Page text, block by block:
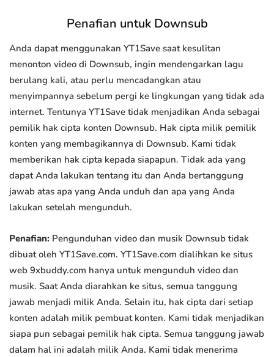
Penafian untuk Downsub
Anda dapat menggunakan YT1Save saat kesulitan
menonton video di Downsub, ingin mendengarkan lagu
berulang kali, atau perlu mencadangkan atau
menyimpannya sebelum pergi ke lingkungan yang tidak ada
internet. Tentunya YT1Save tidak menjadikan Anda sebagai
pemilik hak cipta konten Downsub. Hak cipta milik pemilik
konten yang membagikannya di Downsub. Kami tidak
memberikan hak cipta kepada siapapun. Tidak ada yang
dapat Anda lakukan tentang itu dan Anda bertanggung
jawab atas apa yang Anda unduh dan apa yang Anda
lakukan setelah mengunduh.
Penafian: Pengunduhan video dan musik Downsub tidak
dibuat oleh YT1Save.com. YT1Save.com dialihkan ke situs
web 9xbuddy.com hanya untuk mengunduh video dan
musik. Saat Anda diarahkan ke situs, semua tanggung
jawab menjadi milik Anda. Selain itu, hak cipta dari setiap
konten adalah milik pembuat konten. Kami tidak menjadikan
siapa pun sebagai pemilik hak cipta. Semua tanggung jawab
dalam hal ini adalah milik Anda. Kami tidak menerima